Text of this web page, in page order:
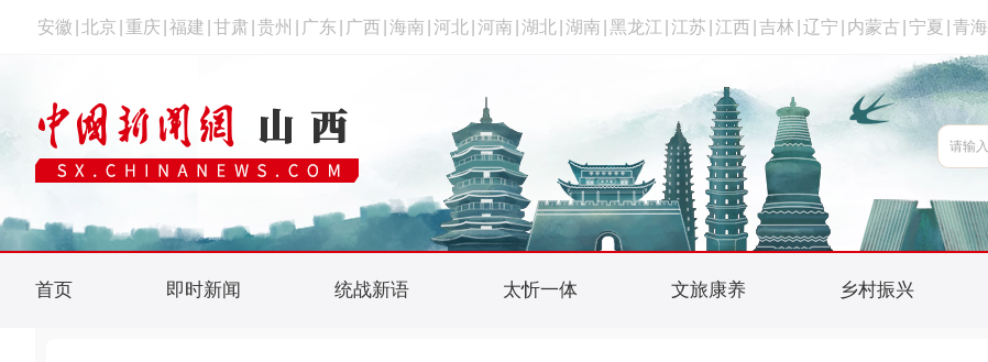
安徽 北京 重庆 福建 甘肃 贵州 广东 广西 海南 河北 河南 湖北 湖南 黑龙江 江苏 江西 吉林 辽宁 内蒙古 宁夏 青海
首页 即时新闻 统战新语 太忻一体 文旅康养 乡村振兴